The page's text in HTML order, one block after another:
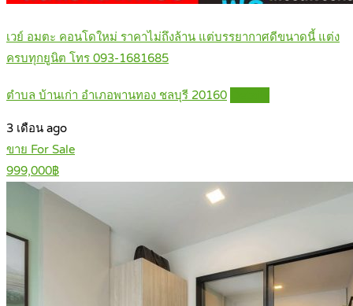
เวย์ อมตะ คอนโดใหม่ ราคาไม่ถึงล้าน แต่บรรยากาศดีขนาดนี้ แต่ง
ครบทุกยูนิต โทร 093-1681685
ตำบล บ้านเก่า อำเภอพานทอง ชลบุรี 20160
3 เดือน ago
ขาย For Sale
999,000฿